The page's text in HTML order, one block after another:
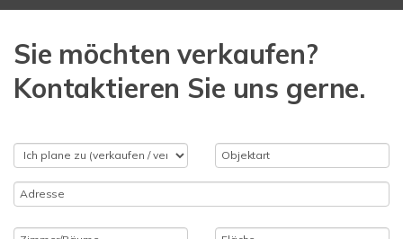
Sie möchten verkaufen?
Kontaktieren Sie uns gerne.